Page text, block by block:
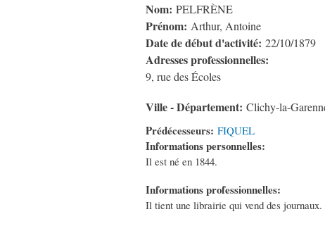
Nom: PELFRÈNE
Prénom: Arthur, Antoine
Date de début d'activité: 22/10/1879
Adresses professionnelles:
9, rue des Écoles
Ville - Département: Clichy-la-
Prédécesseurs: FIQUEL
Informations personnelles:
Il est né en 1844.
Informations professionnelles:
Il tient une librairie qui vend des